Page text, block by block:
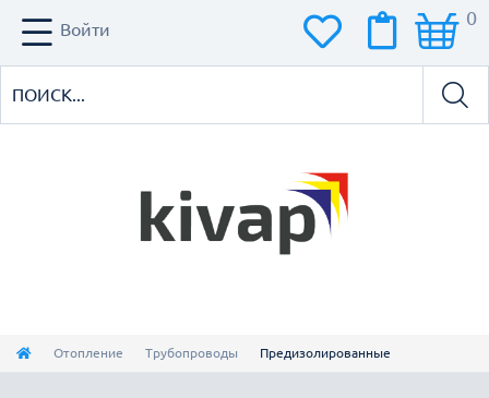
Войти
0
Отопление Трубопроводы Предизолированные